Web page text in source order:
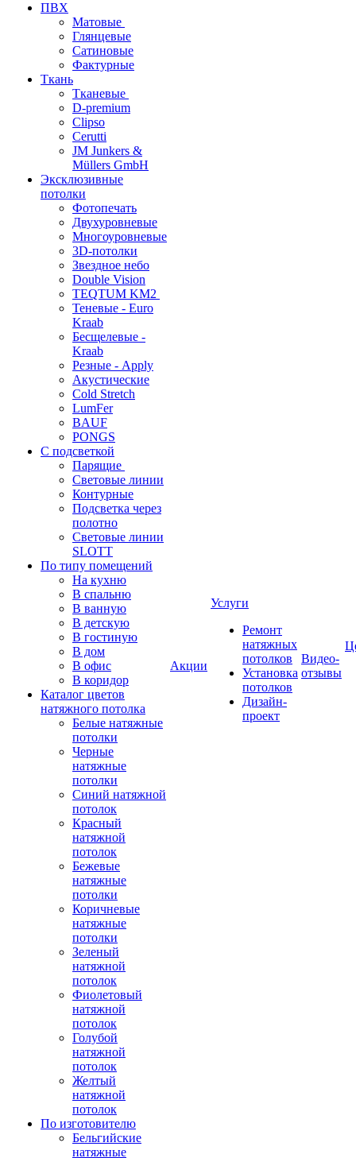
ПВХ
Матовые
Глянцевые
Сатиновые
Фактурные
Ткань
Тканевые
D-premium
Clipso
Cerutti
JM Junkers &
Müllers GmbH
Эксклюзивные
потолки
Фотопечать
Двухуровневые
Многоуровневые
3D-потолки
Звездное небо
Double Vision
TEQTUM KM2
Теневые - Euro
Kraab
Бесщелевые -
Kraab
Резные - Apply
Акустические
Cold Stretch
LumFer
BAUF
PONGS
С подсветкой
Парящие
Световые линии
Контурные
Подсветка через
полотно
Световые линии
SLOTT
По типу помещений
На кухню
В спальню
В ванную
В детскую
В гостиную
В дом
В офис
В коридор
Каталог цветов
натяжного потолка
Белые натяжные
потолки
Черные
натяжные
потолки
Синий натяжной
потолок
Красный
натяжной
потолок
Бежевые
натяжные
потолки
Коричневые
натяжные
потолки
Зеленый
натяжной
потолок
Фиолетовый
натяжной
потолок
Голубой
натяжной
потолок
Желтый
натяжной
потолок
По изготовителю
Бельгийские
натяжные
Акции
Услуги
Ремонт
натяжных
потолков
Установка
потолков
Дизайн-
проект
Видео-
отзывы